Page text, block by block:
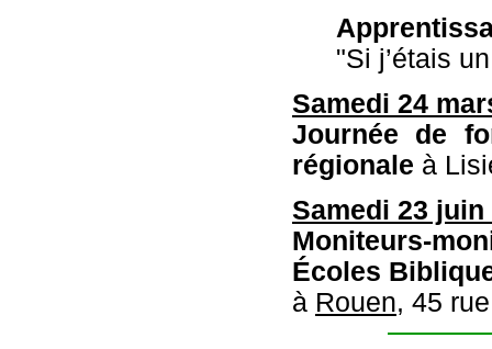
"Si j’étais
Samedi 24
Journée de
régionale à
Samedi 23 juin
Moniteurs-
Écoles
à Rouen, 45